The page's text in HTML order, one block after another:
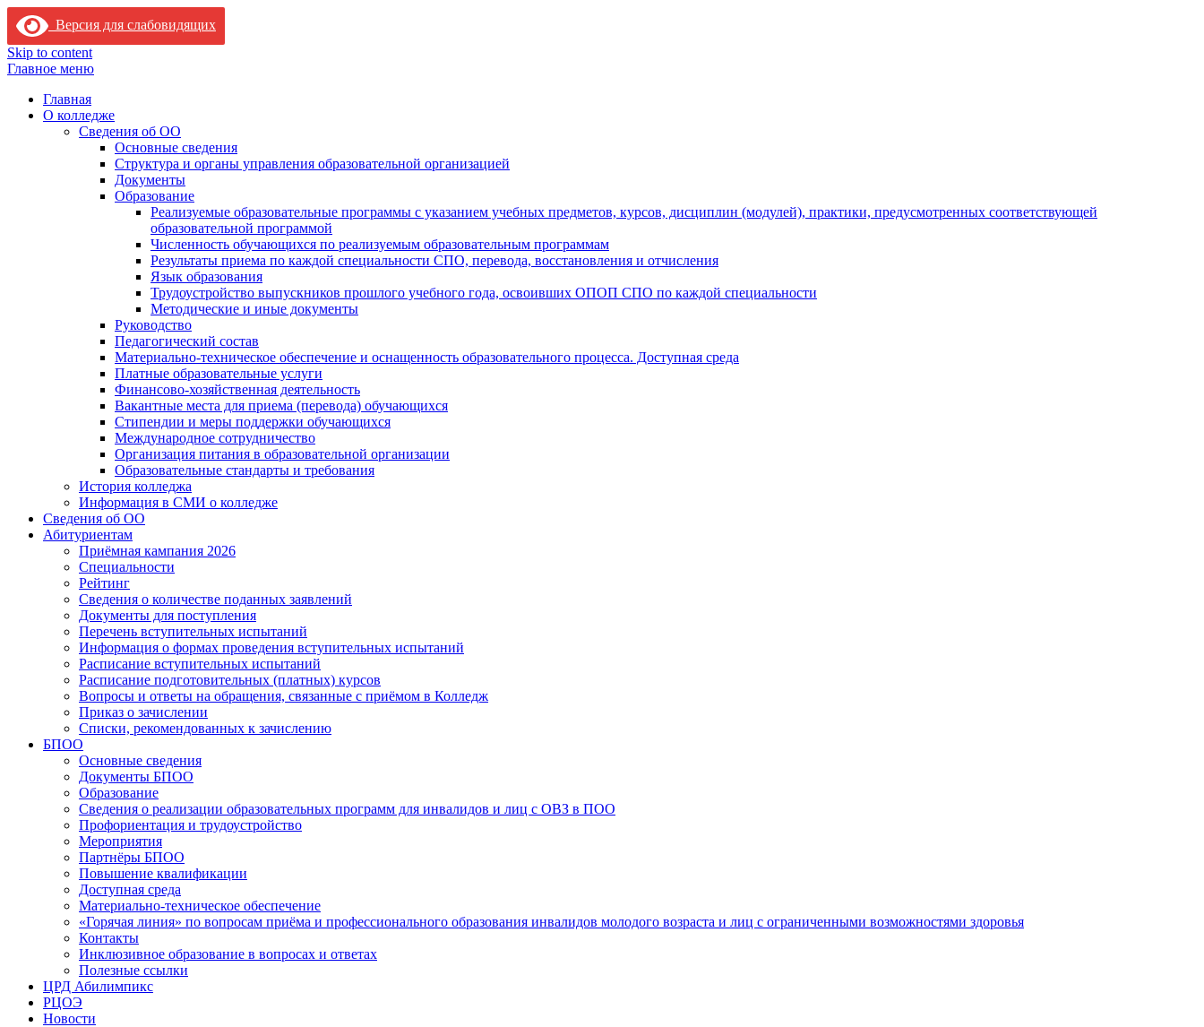
Версия для слабовидящих
Skip to content
Главное меню
Главная
О колледже
Сведения об ОО
Основные сведения
Структура и органы управления образовательной организацией
Документы
Образование
Реализуемые образовательные программы с указанием учебных предметов, курсов, дисциплин (модулей), практики, предусмотренных соответствующей
образовательной программой
Численность обучающихся по реализуемым образовательным программам
Результаты приема по каждой специальности СПО, перевода, восстановления и отчисления
Язык образования
Трудоустройство выпускников прошлого учебного года, освоивших ОПОП СПО по каждой специальности
Методические и иные документы
Руководство
Педагогический состав
Материально-техническое обеспечение и оснащенность образовательного процесса. Доступная среда
Платные образовательные услуги
Финансово-хозяйственная деятельность
Вакантные места для приема (перевода) обучающихся
Стипендии и меры поддержки обучающихся
Международное сотрудничество
Организация питания в образовательной организации
Образовательные стандарты и требования
История колледжа
Информация в СМИ о колледже
Сведения об ОО
Абитуриентам
Приёмная кампания 2026
Специальности
Рейтинг
Сведения о количестве поданных заявлений
Документы для поступления
Перечень вступительных испытаний
Информация о формах проведения вступительных испытаний
Расписание вступительных испытаний
Расписание подготовительных (платных) курсов
Вопросы и ответы на обращения, связанные с приёмом в Колледж
Приказ о зачислении
Списки, рекомендованных к зачислению
БПОО
Основные сведения
Документы БПОО
Образование
Сведения о реализации образовательных программ для инвалидов и лиц с ОВЗ в ПОО
Профориентация и трудоустройство
Мероприятия
Партнёры БПОО
Повышение квалификации
Доступная среда
Материально-техническое обеспечение
«Горячая линия» по вопросам приёма и профессионального образования инвалидов молодого возраста и лиц с ограниченными возможностями здоровья
Контакты
Инклюзивное образование в вопросах и ответах
Полезные ссылки
ЦРД Абилимпикс
РЦОЭ
Новости